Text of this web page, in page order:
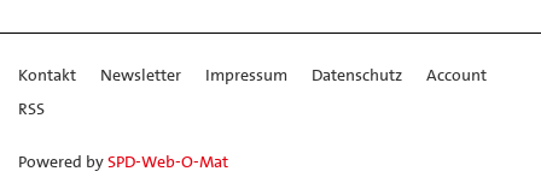
Kontakt Newsletter Impressum Datenschutz
Account
RSS
Powered bySPD-Web-O-Mat